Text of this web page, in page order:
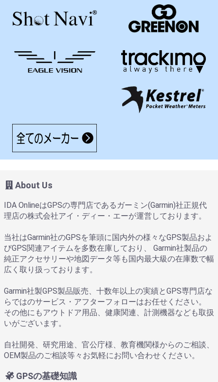
About Us
IDA OnlineはGPSの専門店であるガーミン(Garmin)社正規代
理店の株式会社アイ・ディー・エーが運営しております。
当社はGarmin社のGPSを筆頭に国内外の様々なGPS製品およ
びGPS関連アイテムを多数在庫しており、 Garmin社製品の
純正アクセサリーや地図データ等も国内最大級の在庫数で幅
広く取り扱っております。
Garmin社製GPS製品販売、十数年以上の実績とGPS専門店な
らではのサービス・アフターフォローはお任せください。
その他にもアウトドア用品、健康関連、計測機器なども取扱
いがございます。
自社開発、研究用途、官公庁様、教育機関様からのご相談、
OEM製品のご相談等々お気軽にお問い合わせください。
GPSの基礎知識